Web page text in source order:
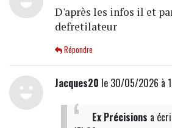
D'après les infos il et
defretilateur
Répondre
Jacques20 le 30/05/2026 à
Ex Précisions a